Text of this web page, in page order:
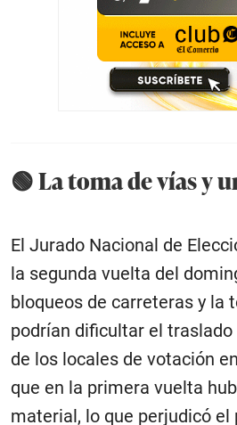
🟢 La toma de vías y
El Jurado Nacional de
la segunda vuelta del
bloqueos de carreteras y la
podrían dificultar el
de los locales de votación
que en la primera vuelta
material, lo que perjudicó el